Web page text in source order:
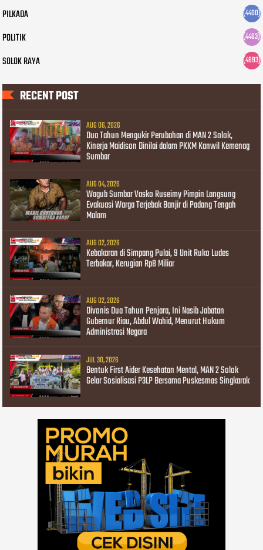
PILKADA (4400)
POLITIK (4463)
SOLOK RAYA (4693)
RECENT POST
AUG 06, 2026
Dua Tahun Mengukir Perubahan di MAN 2 Solok,
Kinerja Maidison Dinilai dalam PKKM Kanwil Kemenag
Sumbar
AUG 04, 2026
Wagub Sumbar Vasko Ruseimy Pimpin Langsung
Evakuasi Warga Terjebak Banjir di Padang Tengah
Malam
AUG 02, 2026
Kebakaran di Simpang Pulai, 9 Unit Ruko Ludes
Terbakar, Kerugian Rp8 Miliar
AUG 02, 2026
Divonis Dua Tahun Penjara, Ini Nasib Jabatan
Gubernur Riau, Abdul Wahid, Menurut Hukum
Administrasi Negara
JUL 30, 2026
Bentuk First Aider Kesehatan Mental, MAN 2 Solok
Gelar Sosialisasi P3LP Bersama Puskesmas Singkarak